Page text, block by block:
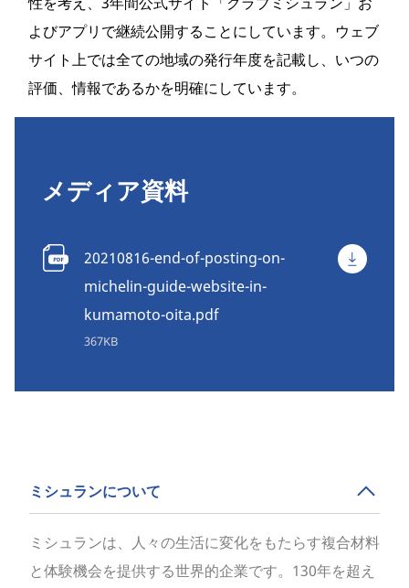
よびアプリで継続公開することにしています。ウェブ
サイト上では全ての地域の発行年度を記載し、いつの
評価、情報であるかを明確にしています。
メディア資料
20210816-end-of-posting-on-
michelin-guide-website-in-
kumamoto-oita.pdf
367KB
ミシュランについて
ミシュランは、人々の生活に変化をもたらす複合材料
と体験機会を提供する世界的企業です。130年を超え